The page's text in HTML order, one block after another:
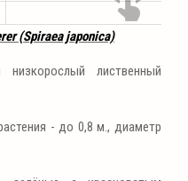
(Spiraea japonica)
низкорослый лиственный
- до 0,8 м., диаметр